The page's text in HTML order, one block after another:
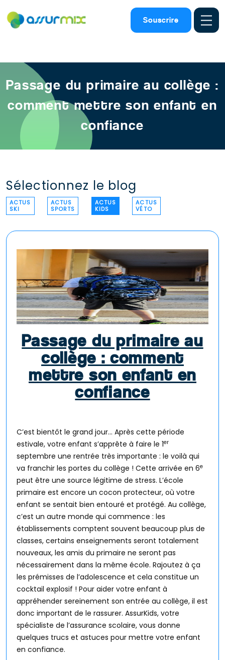
Souscrire
Assurance scolaire
ECOLE COLLEGE PRIMAIRE
ETUDIANT
Passage du primaire au collège :
comment mettre son enfant en
confiance
Sélectionnez le blog
ACTUS
SKI
ACTUS
SPORTS
ACTUS
KIDS
ACTUS
VÉTO
Passage du primaire au
collège : comment
mettre son enfant en
confiance
C’est bientôt le grand jour… Après cette période
estivale, votre enfant s’apprête à faire le 1er
septembre une rentrée très importante : le voilà qui
va franchir les portes du collège ! Cette arrivée en 6e
peut être une source légitime de stress. L’école
primaire est encore un cocon protecteur, où votre
enfant se sentait bien entouré et protégé. Au collège,
c’est un autre monde qui commence : les
établissements comptent souvent beaucoup plus de
classes, certains enseignements seront totalement
nouveaux, les amis du primaire ne seront pas
nécessairement dans la même école. Rajoutez à ça
les prémisses de l’adolescence et cela constitue un
cocktail explosif ! Pour aider votre enfant à
appréhender sereinement son entrée au collège, il est
donc important de le rassurer. AssurKids, votre
spécialiste de l’assurance scolaire, vous donne
quelques trucs et astuces pour mettre votre enfant
en confiance.